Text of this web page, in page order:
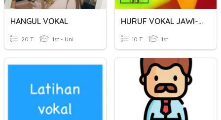
HANGUL VOKAL
20 T 1st - Uni
HURUF VOKAL JAWI-TAHUN1
10 T 1st